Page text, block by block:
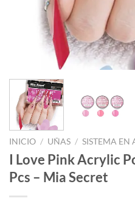
INICIO / UÑAS / SISTEMA EN
I Love Pink Acrylic
Pcs – Mia Secret